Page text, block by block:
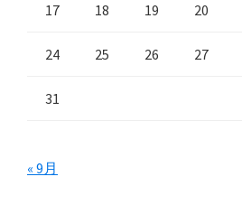
17 18 19 20
24 25 26 27
31
« 9月